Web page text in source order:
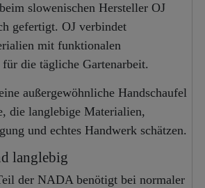
slowenischen Hersteller OJ
gefertigt. OJ verbindet
mit funktionalen
die tägliche Gartenarbeit.
außergewöhnliche Handschaufel
die langlebige Materialien,
und echtes Handwerk schätzen.
langlebig
der NADA benötigt bei normaler